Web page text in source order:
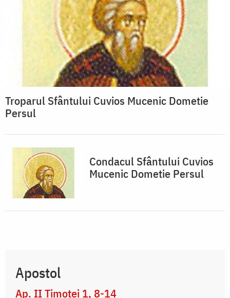
Troparul Sfântului Cuvios Mucenic Dometie
Persul
Condacul Sfântului Cuvios
Mucenic Dometie Persul
Apostol
Ap. II Timotei 1, 8-14